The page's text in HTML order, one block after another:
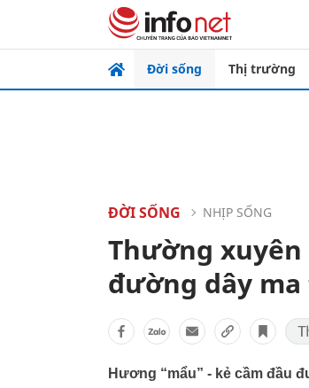
Đời sống Thị trường
ĐỜI SỐNG NHỊP SỐNG
Thường
đường dây
Hương “mẩu” - kẻ cầm đầu